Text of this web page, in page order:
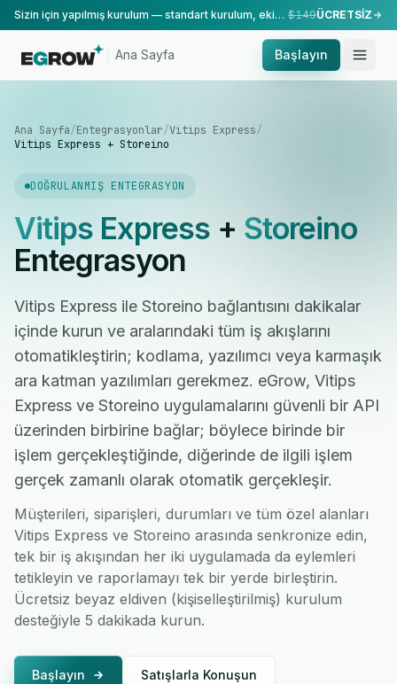
Sizin için yapılmış kurulum — standart kurulum, ekibimiz tarafından yapılır. $149ÜCRETSİZ
Ana Sayfa Başlayın
Ana Sayfa/Entegrasyonlar/Vitips Express/
Vitips Express + Storeino
DOĞRULANMIŞ ENTEGRASYON
Vitips Express+ Storeino
Entegrasyon
Vitips Express ile Storeino bağlantısını dakikalar
içinde kurun ve aralarındaki tüm iş akışlarını
otomatikleştirin; kodlama, yazılımcı veya karmaşık
ara katman yazılımları gerekmez. eGrow, Vitips
Express ve Storeino uygulamalarını güvenli bir API
üzerinden birbirine bağlar; böylece birinde bir
işlem gerçekleştiğinde, diğerinde de ilgili işlem
gerçek zamanlı olarak otomatik gerçekleşir.
Müşterileri, siparişleri, durumları ve tüm özel alanları
Vitips Express ve Storeino arasında senkronize edin,
tek bir iş akışından her iki uygulamada da eylemleri
tetikleyin ve raporlamayı tek bir yerde birleştirin.
Ücretsiz beyaz eldiven (kişiselleştirilmiş) kurulum
desteğiyle 5 dakikada kurun.
Başlayın Satışlarla Konuşun